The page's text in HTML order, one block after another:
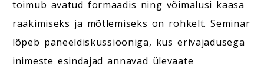
toimub avatud formaadis ning võimalusi kaasa
rääkimiseks ja mõtlemiseks on rohkelt. Seminar
lõpeb paneeldiskussiooniga, kus erivajadusega
inimeste esindajad annavad ülevaate